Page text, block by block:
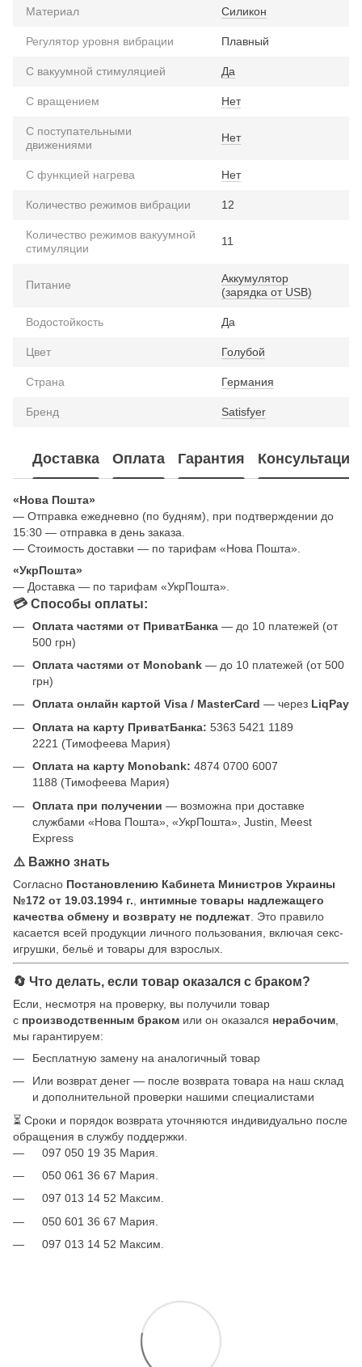
Материал Силикон
Регулятор уровня вибрации Плавный
С вакуумной стимуляцией Да
С вращением Нет
С поступательными
движениями
Нет
С функцией нагрева Нет
Количество режимов вибрации 12
Количество режимов вакуумной
стимуляции
11
Питание
Аккумулятор
(зарядка от USB)
Водостойкость Да
Цвет Голубой
Страна Германия
Бренд Satisfyer
Доставка Оплата Гарантия Консультация
«Нова Пошта»
— Отправка ежедневно (по будням), при подтверждении до
15:30 — отправка в день заказа.
— Стоимость доставки — по тарифам «Нова Пошта».
«УкрПошта»
— Доставка — по тарифам «УкрПошта».
💳 Способы оплаты:
Оплата частями от ПриватБанка — до 10 платежей (от
500 грн)
Оплата частями от Monobank — до 10 платежей (от 500
грн)
Оплата онлайн картой Visa / MasterCard — через LiqPay
Оплата на карту ПриватБанка: 5363 5421 1189
2221 (Тимофеева Мария)
Оплата на карту Monobank: 4874 0700 6007
1188 (Тимофеева Мария)
Оплата при получении — возможна при доставке
службами «Нова Пошта», «УкрПошта», Justin, Meest
Express
⚠️ Важно знать
Согласно Постановлению Кабинета Министров Украины
№172 от 19.03.1994 г.
интимные товары надлежащего
качества обмену и возврату не подлежат . Это правило
касается всей продукции личного пользования, включая секс-
игрушки, бельё и товары для взрослых.
🔄 Что делать, если товар оказался с браком?
Если, несмотря на проверку, вы получили товар
с производственным браком или он оказался нерабочим
мы гарантируем:
Бесплатную замену на аналогичный товар
Или возврат денег — после возврата товара на наш склад
и дополнительной проверки нашими специалистами
⏳ Сроки и порядок возврата уточняются индивидуально после
обращения в службу поддержки.
097 050 19 35 Мария.
050 061 36 67 Мария.
097 013 14 52 Максим.
050 601 36 67 Мария.
097 013 14 52 Максим.